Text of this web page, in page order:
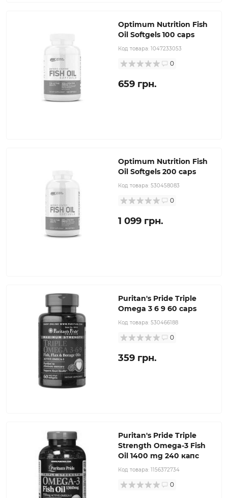
Optimum Nutrition Fish
Oil Softgels 100 caps
Код товара: 1047233053
0
659 грн.
Optimum Nutrition Fish
Oil Softgels 200 caps
Код товара: 530458083
0
1 099 грн.
Puritan's Pride Triple
Omega 3 6 9 60 caps
Код товара: 530466188
0
359 грн.
Puritan's Pride Triple
Strength Omega-3 Fish
Oil 1400 mg 240 капс
Код товара: 1156372734
0